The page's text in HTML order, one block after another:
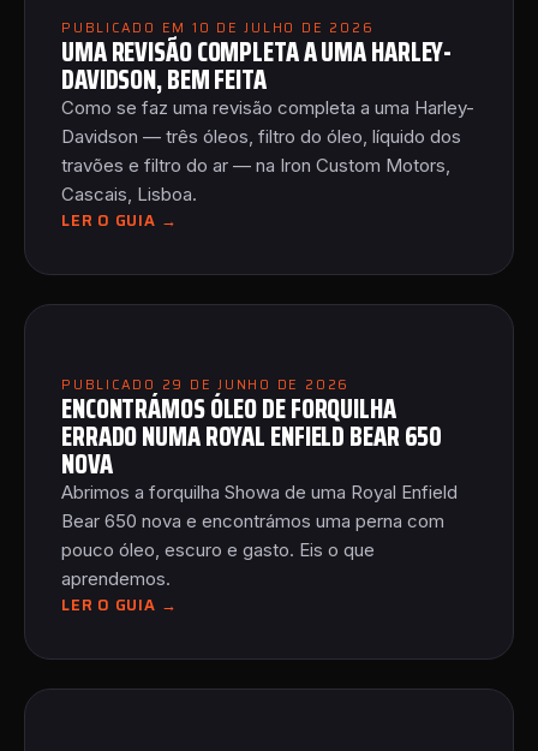
PUBLICADO EM 10 DE JULHO DE 2026
UMA REVISÃO COMPLETA A UMA HARLEY-
DAVIDSON, BEM FEITA
Como se faz uma revisão completa a uma Harley-
Davidson — três óleos, filtro do óleo, líquido dos
travões e filtro do ar — na Iron Custom Motors,
Cascais, Lisboa.
LER O GUIA →
PUBLICADO 29 DE JUNHO DE 2026
ENCONTRÁMOS ÓLEO DE FORQUILHA
ERRADO NUMA ROYAL ENFIELD BEAR 650
NOVA
Abrimos a forquilha Showa de uma Royal Enfield
Bear 650 nova e encontrámos uma perna com
pouco óleo, escuro e gasto. Eis o que
aprendemos.
LER O GUIA →